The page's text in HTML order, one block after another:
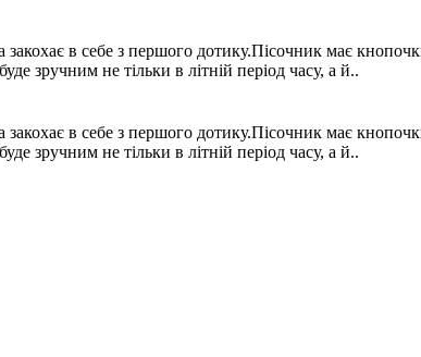
в себе з першого дотику.Пісочник має
зручним не тільки в літній період часу, а й..
в себе з першого дотику.Пісочник має
зручним не тільки в літній період часу, а й..